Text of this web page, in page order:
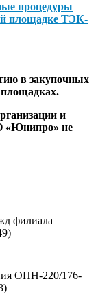
процедуры
площадке ТЭК-
в закупочных
и
«Юнипро» не
филиала
ОПН-220/176-